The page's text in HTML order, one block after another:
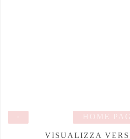
HOME
VISUALIZZA